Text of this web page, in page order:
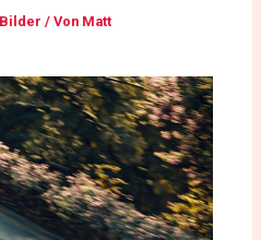
/ Von Matt